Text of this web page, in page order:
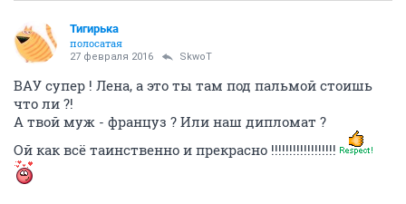
Тигирька
полосатая
27 февраля 2016 SkwоT
ВАУ супер ! Лена, а это ты там под пальмой стоишь
что ли ?!
А твой муж - француз ? Или наш дипломат ?
Ой как всё таинственно и прекрасно !!!!!!!!!!!!!!!!!!